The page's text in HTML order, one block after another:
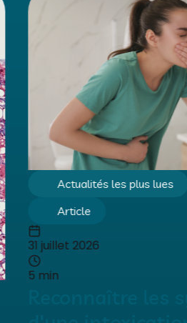
Actualités les plus lues
Article
31 juillet 2026
5 min